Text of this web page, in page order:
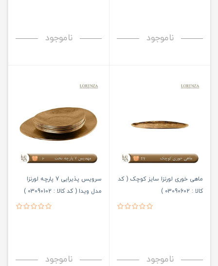
ناموجود ناموجود
ماهی خوری لورنزا سایز کوچک ( کد
کالا : 03090602 )
ناموجود
سرویس پذیرایی 7 پارچه لورنزا
مدل ویدا ( کد کالا : 03090102 )
ناموجود